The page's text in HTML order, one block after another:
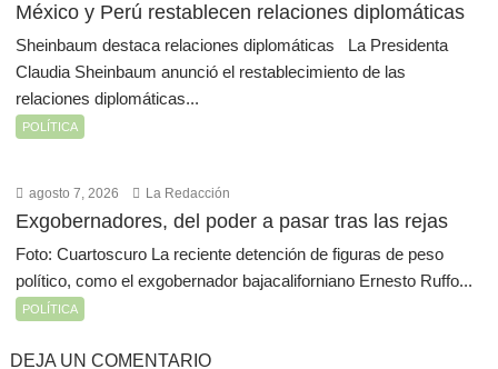
México y Perú restablecen relaciones diplomáticas
Sheinbaum destaca relaciones diplomáticas La Presidenta
Claudia Sheinbaum anunció el restablecimiento de las
relaciones diplomáticas...
POLÍTICA
agosto 7, 2026 La Redacción
Exgobernadores, del poder a pasar tras las rejas
Foto: Cuartoscuro La reciente detención de figuras de peso
político, como el exgobernador bajacaliforniano Ernesto Ruffo...
POLÍTICA
DEJA UN COMENTARIO